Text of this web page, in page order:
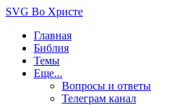
SVG Во Христе
Главная
Библия
Темы
Еще...
Вопросы и ответы
Телеграм канал